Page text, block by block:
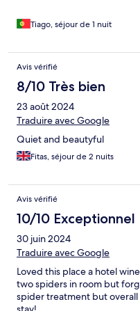
Tiago, séjour de 1 nuit
Avis vérifié
8/10 Très bien
23 août 2024
Traduire avec Google
Quiet and beautyful
Fitas, séjour de 2 nuits
Avis vérifié
10/10 Exceptionnel
30 juin 2024
Traduire avec Google
Loved this place a hotel
two spiders in room but
spider treatment but